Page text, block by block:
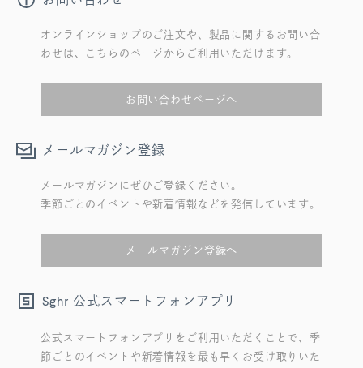
オンラインショップのご注文や、製品に関するお問い合
わせは、こちらのページからご利用いただけます。
お問い合わせページへ
メールマガジン登録
メールマガジンにぜひご登録ください。
季節ごとのイベントや新着情報などを発信しています。
メールマガジン登録へ
Sghr 公式スマートフォンアプリ
公式スマートフォンアプリをご利用いただくことで、季
節ごとのイベントや新着情報を最も早くお受け取りいた